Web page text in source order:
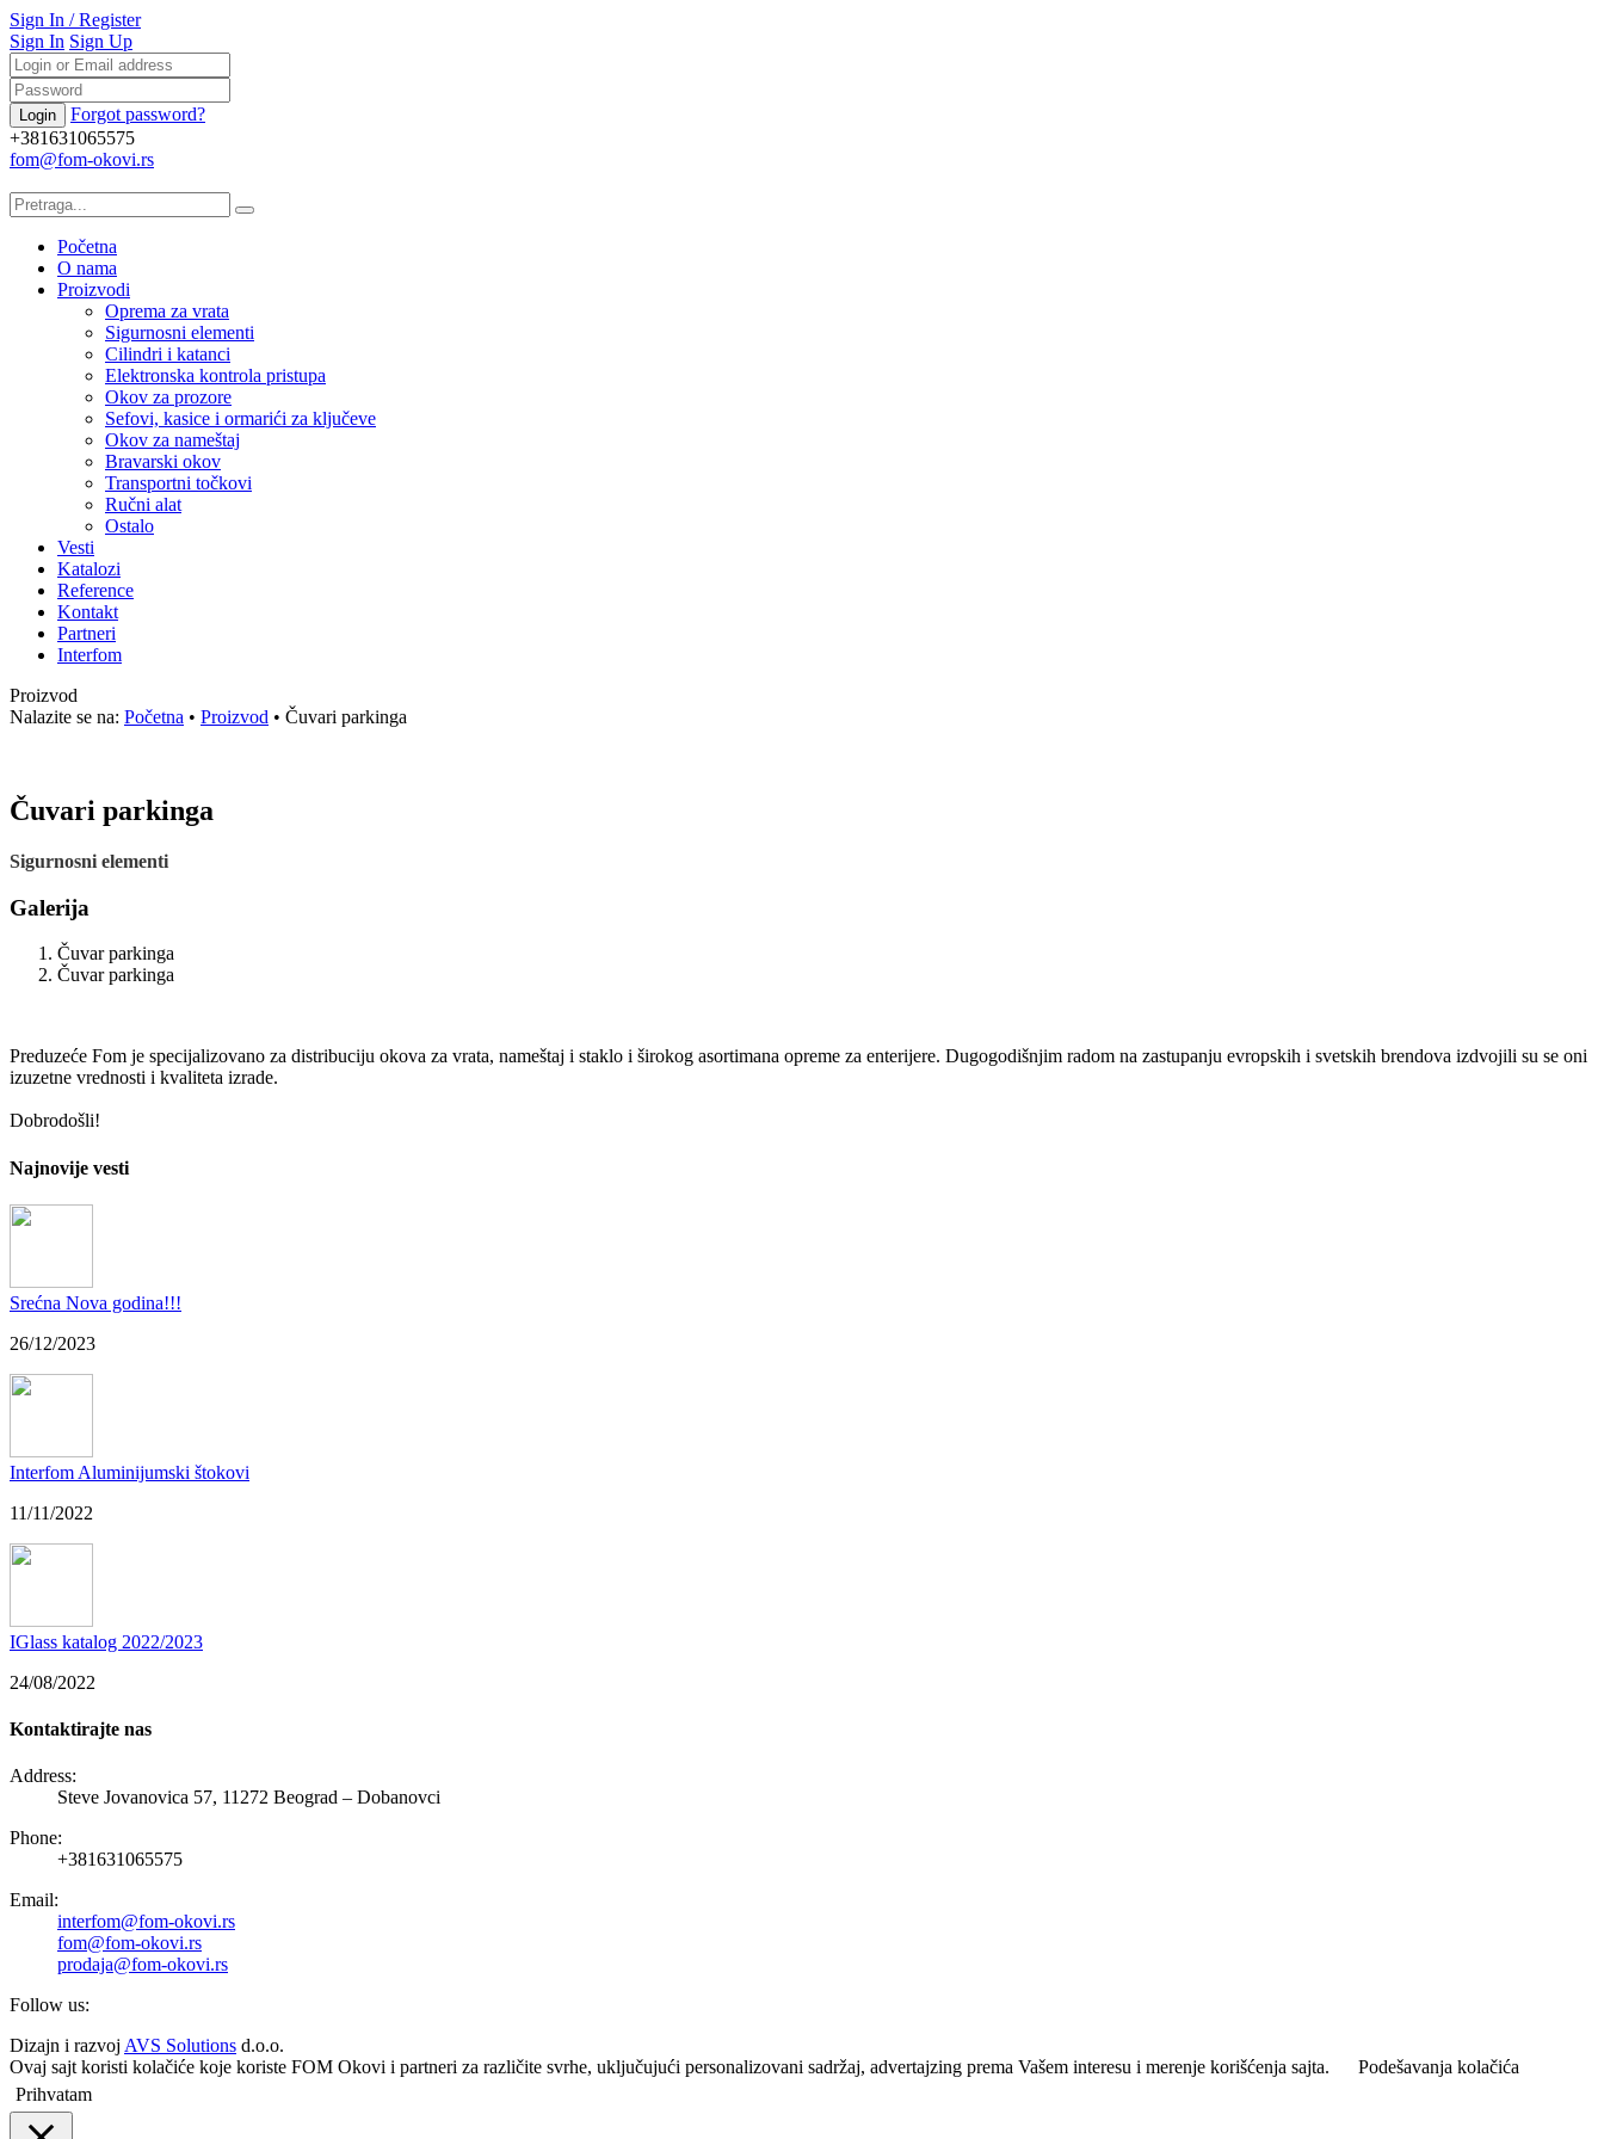
Sign In / Register
Sign In Sign Up
Forgot password?
+381631065575
fom@fom-okovi.rs
Početna
O nama
Proizvodi
Oprema za vrata
Sigurnosni elementi
Cilindri i katanci
Elektronska kontrola pristupa
Okov za prozore
Sefovi, kasice i ormarići za ključeve
Okov za nameštaj
Bravarski okov
Transportni točkovi
Ručni alat
Ostalo
Vesti
Katalozi
Reference
Kontakt
Partneri
Interfom
Proizvod
Nalazite se na: Početna • Proizvod • Čuvari parkinga
Čuvari parkinga
Sigurnosni elementi
Galerija
Čuvar parkinga
Čuvar parkinga
Preduzeće Fom je specijalizovano za distribuciju okova za vrata, nameštaj i staklo i širokog asortimana opreme za enterijere. Dugogodišnjim radom na zastupanju evropskih i svetskih brendova izdvojili su se oni
izuzetne vrednosti i kvaliteta izrade.
Dobrodošli!
Najnovije vesti
Srećna Nova godina!!!
26/12/2023
Interfom Aluminijumski štokovi
11/11/2022
IGlass katalog 2022/2023
24/08/2022
Kontaktirajte nas
Address:
Steve Jovanovica 57, 11272 Beograd – Dobanovci
Phone:
+381631065575
Email:
interfom@fom-okovi.rs
fom@fom-okovi.rs
prodaja@fom-okovi.rs
Follow us:
Dizajn i razvoj AVS Solutions d.o.o.
Ovaj sajt koristi kolačiće koje koriste FOM Okovi i partneri za različite svrhe, uključujući personalizovani sadržaj, advertajzing prema Vašem interesu i merenje korišćenja sajta.
Podešavanja kolačića
Prihvatam